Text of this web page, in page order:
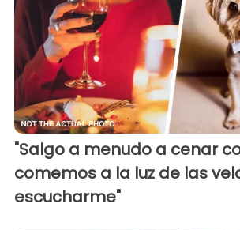
"Salgo a menudo a cenar
comemos a la luz de las
escucharme"